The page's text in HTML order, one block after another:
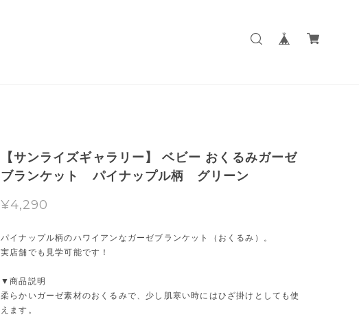
【サンライズギャラリー】 ベビー おくるみガーゼ
ブランケット パイナップル柄 グリーン
¥4,290
パイナップル柄のハワイアンなガーゼブランケット（おくるみ）。
実店舗でも見学可能です！
▼商品説明
柔らかいガーゼ素材のおくるみで、少し肌寒い時にはひざ掛けとしても使
えます。